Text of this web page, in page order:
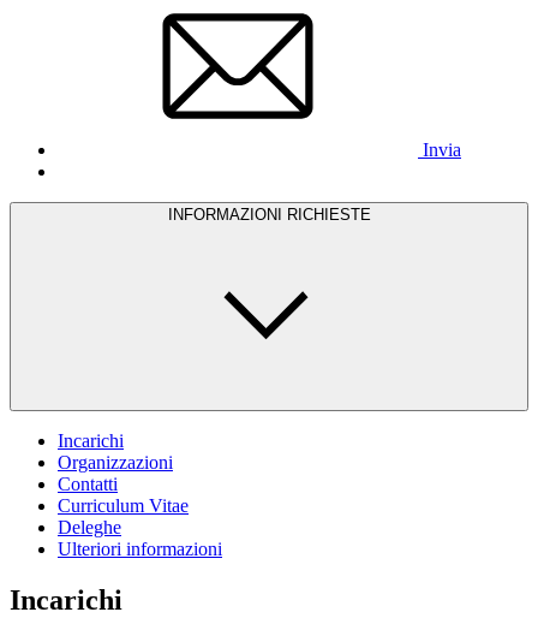
Invia
INFORMAZIONI RICHIESTE
Incarichi
Organizzazioni
Contatti
Curriculum Vitae
Deleghe
Ulteriori informazioni
Incarichi